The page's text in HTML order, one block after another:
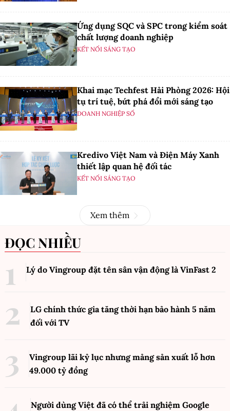
Ứng dụng SQC và SPC trong kiểm soát
chất lượng doanh nghiệp
KẾT NỐI SÁNG TẠO
Khai mạc Techfest Hải Phòng 2026: Hội
tụ trí tuệ, bứt phá đổi mới sáng tạo
DOANH NGHIỆP SỐ
Kredivo Việt Nam và Điện Máy Xanh
thiết lập quan hệ đối tác
KẾT NỐI SÁNG TẠO
Xem thêm
ĐỌC NHIỀU
Lý do Vingroup đặt tên sân vận động là VinFast 2
LG chính thức gia tăng thời hạn bảo hành 5 năm
đối với TV
Vingroup lãi kỷ lục nhưng mảng sản xuất lỗ hơn
49.000 tỷ đồng
Người dùng Việt đã có thể trải nghiệm Google